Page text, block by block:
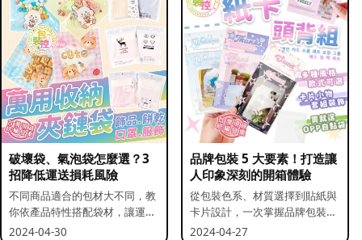
破壞袋、氣泡袋怎麼選？3
招降低運送損耗風險
不同商品適合的包材大不同，教
你依產品特性搭配袋材，讓運送
更安全。
2024-04-30
品牌包裝 5 大要素！打造讓
人印象深刻的開箱體驗
從包裝色系、材質選擇到貼紙與
卡片設計，一次掌握品牌包裝的
關鍵要素。
2024-04-27